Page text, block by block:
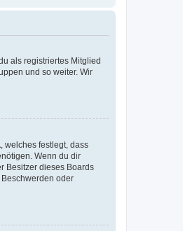
als registriertes Mitglied
und so weiter. Wir
welches festlegt, dass
Wenn du dir
Besitzer dieses Boards
oder